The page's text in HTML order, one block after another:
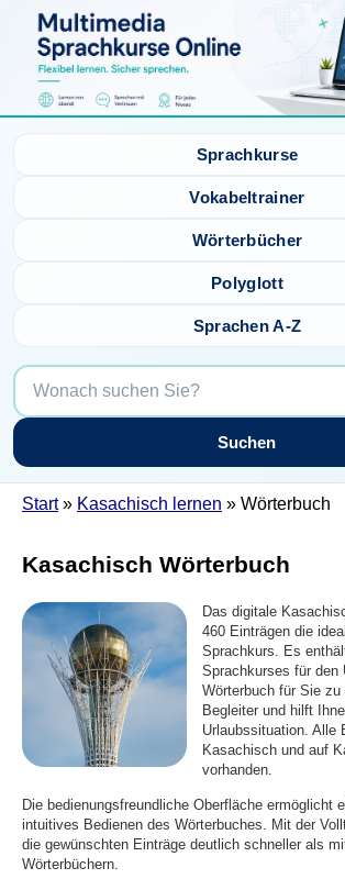
Sprachkurse
Vokabeltrainer
Wörterbücher
Polyglott
Sprachen A-Z
Suchen
Start» Kasachisch lernen » Wörterbuch
Kasachisch Wörterbuch
Das digitale
460 Einträgen die
Sprachkurs. Es
Sprachkurses für den
Wörterbuch für Sie
Begleiter und hilft
Urlaubssituation. Alle
Kasachisch und auf
vorhanden.
Die bedienungsfreundliche Oberfläche ermöglicht
intuitives Bedienen des Wörterbuches. Mit der
die gewünschten Einträge deutlich schneller als
Wörterbüchern.